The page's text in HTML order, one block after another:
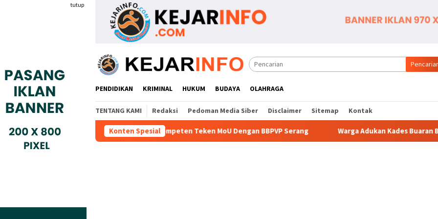
tutup
PENDIDIKAN KRIMINAL HUKUM BUDAYA OLAHRAGA
TENTANG KAMI Redaksi Pedoman Media Siber Disclaimer Sitemap Kontak
Konten Spesial
Gyokai Indonesia Kompeten Teken MoU Dengan BBPVP Serang Warga Adukan Kades Buaran Bambu Atas Dugaan